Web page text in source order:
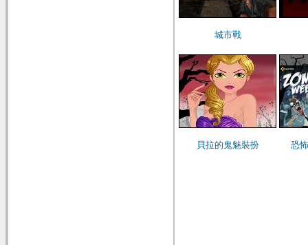
城市戰
貝拉的鬼魅裝扮 恐